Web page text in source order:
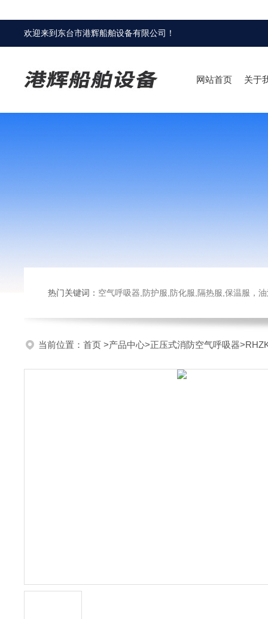
欢迎来到 东台市港辉船舶设备有限公司 ！
网站首页 关于
热门关键词： 空气呼吸器,防护服,防化服,隔热服,保温服，
当前位置： 首页 >产品中心>正压式消防空气呼吸器>